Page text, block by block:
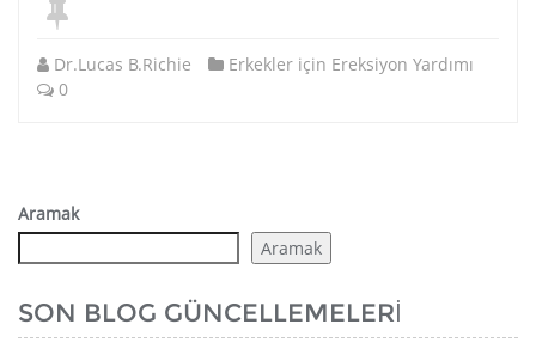
Dr.Lucas B.Richie
Erkekler için Ereksiyon Yardımı
0
Aramak
Aramak
SON BLOG GÜNCELLEMELERI